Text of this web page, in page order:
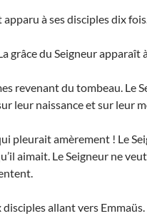
à ses disciples dix fois.
grâce du Seigneur apparaît
revenant du tombeau. Le
leur naissance et sur leur
pleurait amèrement ! Le
aimait. Le Seigneur ne
allant vers